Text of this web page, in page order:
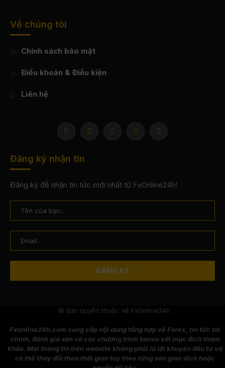
Về chúng tôi
Chính sách bảo mật
Điều khoản & Điều kiện
Liên hệ
Đăng ký nhận tin
Đăng ký để nhận tin tức mới nhất từ FxOnline24h!
© Bản quyền thuộc về FxOnline24h.
Fxonline24h.com cung cấp nội dung tổng hợp về Forex, tin tức tài
chính, đánh giá sàn và các chương trình bonus với mục đích tham
khảo. Mọi thông tin trên website không phải là lời khuyên đầu tư và
có thể thay đổi theo thời gian tùy theo từng sàn giao dịch hoặc